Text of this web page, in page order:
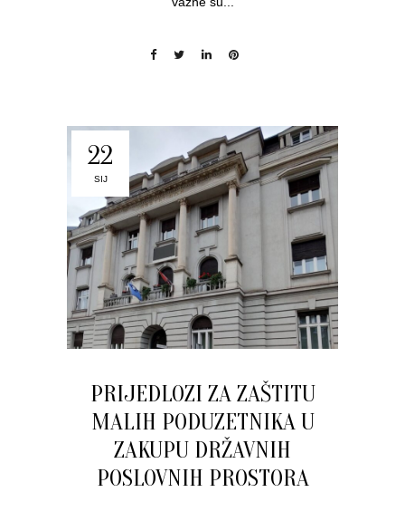
22
SIJ
PRIJEDLOZI ZA ZAŠTITU
MALIH PODUZETNIKA U
ZAKUPU DRŽAVNIH
POSLOVNIH PROSTORA